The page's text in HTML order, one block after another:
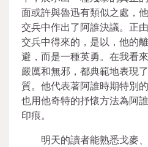
面或許與魯迅有類似之處，
交兵中作出了阿誰決議。正
交兵中得來的，是以，他的
避，而是一種英勇。在我看
嚴厲和無邪，都典範地表現
質。他代表著阿誰時期特別
也用他奇特的抒懷方法為阿
印痕。
明天的讀者能熟悉戈麥